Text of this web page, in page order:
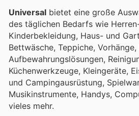
Universal bietet eine große
des täglichen Bedarfs wie
Kinderbekleidung, Haus- und
Bettwäsche, Teppiche,
Aufbewahrungslösungen,
Küchenwerkzeuge, Kleingeräte,
und Campingausrüstung,
Musikinstrumente, Handys,
vieles mehr.